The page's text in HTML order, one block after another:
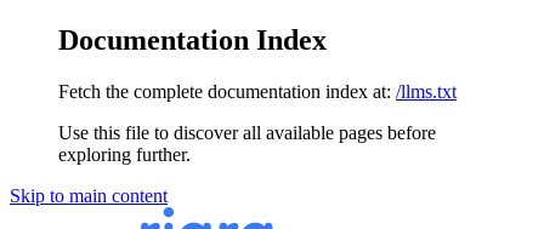
Documentation Index
Fetch the complete documentation index at: /llms.txt
Use this file to discover all available pages before
exploring further.
Skip to main content